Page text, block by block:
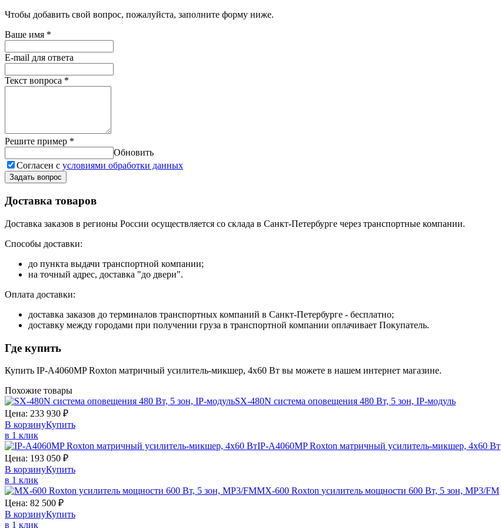
Чтобы добавить свой вопрос, пожалуйста, заполните форму ниже.
Ваше имя *
E-mail для ответа
Текст вопроса *
Решите пример *
Обновить
Согласен с условиями обработки данных
Задать вопрос
Доставка товаров
Доставка заказов в регионы России осуществляется со склада в Санкт-Петербурге через транспортные компании.
Способы доставки:
до пункта выдачи транспортной компании;
на точный адрес, доставка "до двери".
Оплата доставки:
доставка заказов до терминалов транспортных компаний в Санкт-Петербурге - бесплатно;
доставку между городами при получении груза в транспортной компании оплачивает Покупатель.
Где купить
Купить IP-A4060MP Roxton матричный усилитель-микшер, 4х60 Вт вы можете в нашем интернет магазине.
Похожие товары
SX-480N система оповещения 480 Вт, 5 зон, IP-модуль
Цена: 233 930 ₽
В корзинуКупить
в 1 клик
IP-A4060MPRoxton матричный усилитель-микшер, 4х60 Вт
Цена: 193 050 ₽
В корзинуКупить
в 1 клик
MX-600 Roxton усилитель мощности 600 Вт, 5 зон, MP3/FM
Цена: 82 500 ₽
В корзинуКупить
в 1 клик